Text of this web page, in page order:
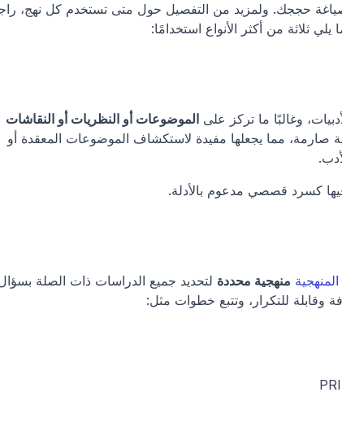
حججك. ولمزيد من التفصيل حول متى تستخدم كل نهج،
يلي ثلاثة من أكثر الأنواع استخدامًا:
وغالبًا ما تركز على الموضوعات أو النظريات أو النقاشات
كسرد قصصي مدعوم بالأدلة.
منهجية محددة
وقابلة للتكرار، وتتبع خطوات مثل: